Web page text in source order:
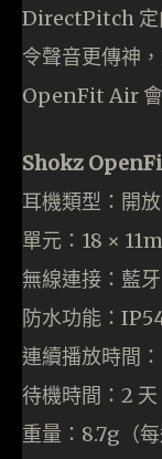
DirectPitch 定
令聲音更傳神
OpenFit Air 會
Shokz
耳機類型：開
單元：18 ×
無線連接：藍
防水功能：
連續播放時間
待機時間：2 天
重量：8.7g（